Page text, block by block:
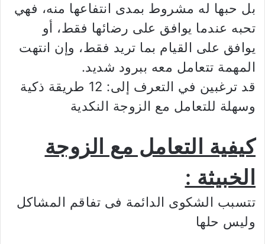
بل حبها له مشروط بمدى انتفاعها منه، فهي
تحبه عندما يوافق على رضائها فقط، أو
يوافق على القيام بما تريد فقط، وإن انتهت
المهمة تتعامل معه ببرود شديد.
قد ترغبين في التعرف إلى: 12 طريقة ذكية
وسهلة للتعامل مع الزوجة النكدية
كيفية التعامل مع الزوجة
الخبيثة :
تتسبب الشكوى الدائمة فى تفاقم المشاكل
وليس حلها